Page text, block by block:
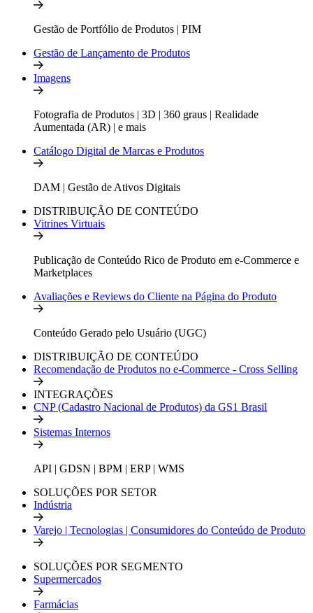
Gestão de Portfólio de Produtos | PIM
Gestão de Lançamento de Produtos
Imagens
Fotografia de Produtos | 3D | 360 graus | Realidade
Aumentada (AR) | e mais
Catálogo Digital de Marcas e Produtos
DAM | Gestão de Ativos Digitais
DISTRIBUIÇÃO DE CONTEÚDO
Vitrines Virtuais
Publicação de Conteúdo Rico de Produto em e-Commerce e
Marketplaces
Avaliações e Reviews do Cliente na Página do Produto
Conteúdo Gerado pelo Usuário (UGC)
DISTRIBUIÇÃO DE CONTEÚDO
Recomendação de Produtos no e-Commerce - Cross Selling
INTEGRAÇÕES
CNP (Cadastro Nacional de Produtos) da GS1 Brasil
Sistemas Internos
API | GDSN | BPM | ERP | WMS
SOLUÇÕES POR SETOR
Indústria
Varejo | Tecnologias | Consumidores do Conteúdo de Produto
SOLUÇÕES POR SEGMENTO
Supermercados
Farmácias